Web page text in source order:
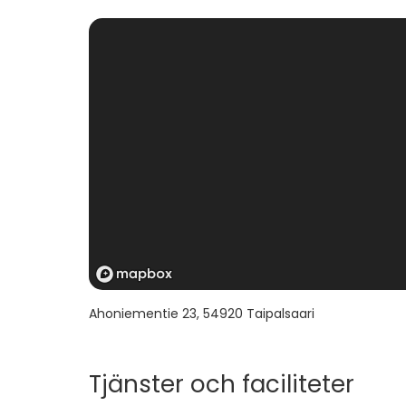
KKVN:n ohjeen mukaisesti Taipalsaaren
Ahoniementie 23, 54920 Taipalsaari
Tjänster och faciliteter